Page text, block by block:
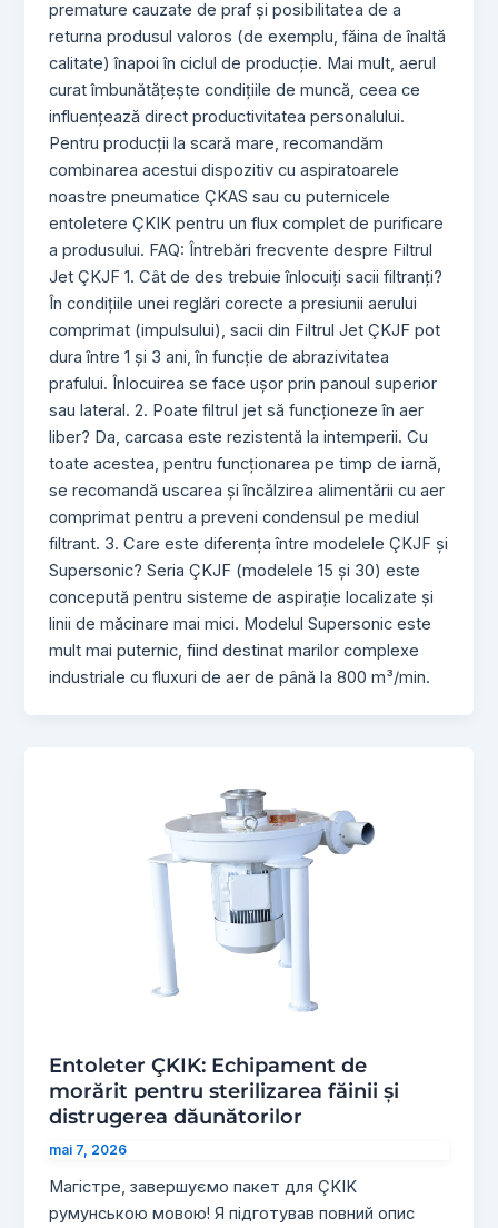
premature cauzate de praf și posibilitatea de a
returna produsul valoros (de exemplu, făina de înaltă
calitate) înapoi în ciclul de producție. Mai mult, aerul
curat îmbunătățește condițiile de muncă, ceea ce
influențează direct productivitatea personalului.
Pentru producții la scară mare, recomandăm
combinarea acestui dispozitiv cu aspiratoarele
noastre pneumatice ÇKAS sau cu puternicele
entoletere ÇKIK pentru un flux complet de purificare
a produsului. FAQ: Întrebări frecvente despre Filtrul
Jet ÇKJF 1. Cât de des trebuie înlocuiți sacii filtranți?
În condițiile unei reglări corecte a presiunii aerului
comprimat (impulsului), sacii din Filtrul Jet ÇKJF pot
dura între 1 și 3 ani, în funcție de abrazivitatea
prafului. Înlocuirea se face ușor prin panoul superior
sau lateral. 2. Poate filtrul jet să funcționeze în aer
liber? Da, carcasa este rezistentă la intemperii. Cu
toate acestea, pentru funcționarea pe timp de iarnă,
se recomandă uscarea și încălzirea alimentării cu aer
comprimat pentru a preveni condensul pe mediul
filtrant. 3. Care este diferența între modelele ÇKJF și
Supersonic? Seria ÇKJF (modelele 15 și 30) este
concepută pentru sisteme de aspirație localizate și
linii de măcinare mai mici. Modelul Supersonic este
mult mai puternic, fiind destinat marilor complexe
industriale cu fluxuri de aer de până la 800 m³/min.
Entoleter ÇKIK: Echipament de
morărit pentru sterilizarea făinii și
distrugerea dăunătorilor
mai 7, 2026
Магістре, завершуємо пакет для ÇKIK
румунською мовою! Я підготував повний опис